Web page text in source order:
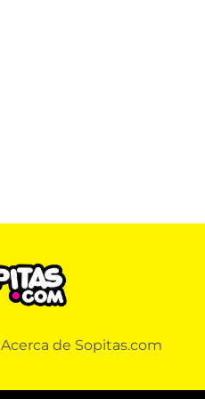
Acerca de Sopitas.com